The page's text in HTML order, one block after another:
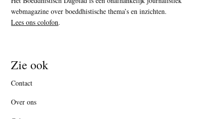
webmagazine over boeddhistische thema’s en inzichten.
Lees ons colofon.
Zie ook
Contact
Over ons